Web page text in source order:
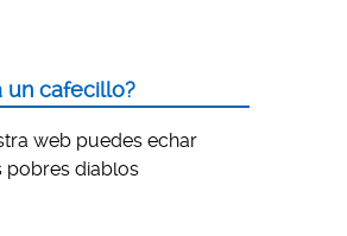
un cafecillo?
web puedes echar
pobres diablos